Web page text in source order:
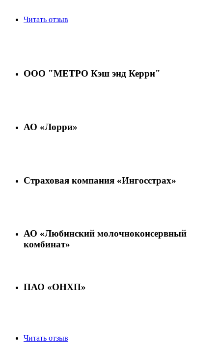
Читать отзыв
ООО "МЕТРО Кэш энд Керри"
АО «Лорри»
Страховая компания «Ингосстрах»
АО «Любинский молочноконсервный
комбинат»
ПАО «ОНХП»
Читать отзыв